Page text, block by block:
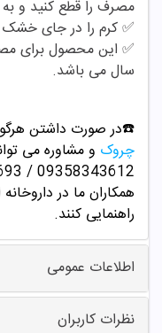
مصرف را قطع کنید و
✅ کرم را در جای
سال می باشد.
☎️در صورت داشتن
چروک و مشاوره می
09358343612 / 02165389693
همکاران ما در
راهنمایی کنند.
اطلاعات عمومی
نظرات کاربران